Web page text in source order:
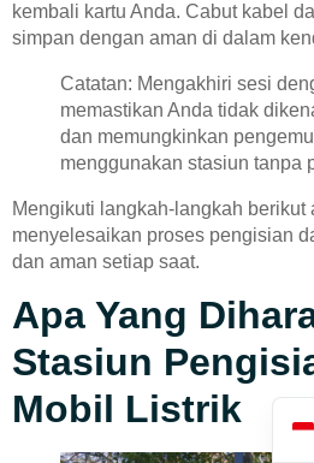
kembali kartu Anda. Cabut kabel
simpan dengan aman di dalam
Catatan: Mengakhiri sesi
memastikan Anda tidak
dan memungkinkan
menggunakan stasiun tanpa
Mengikuti langkah-langkah berikut
menyelesaikan proses pengisian
dan aman setiap saat.
Apa Yang
Stasiun
Mobil Listrik